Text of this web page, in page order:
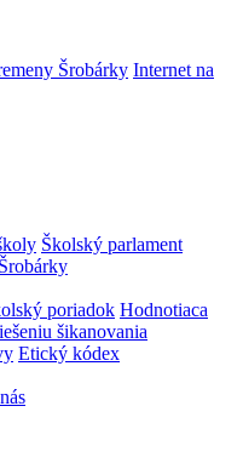
Šrobárky Internet na
Školský parlament
poriadok Hodnotiaca
šikanovania
Etický kódex